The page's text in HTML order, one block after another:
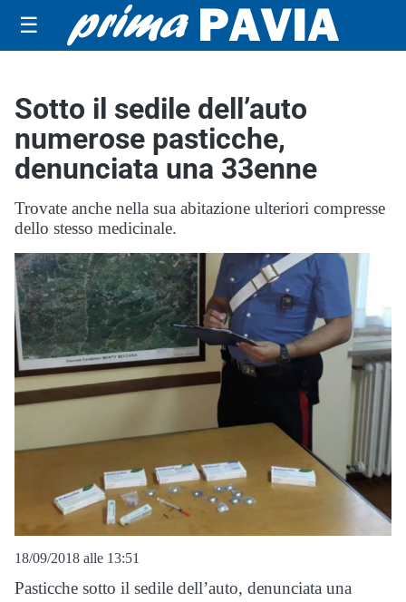
☰
Sotto il sedile dell’auto
numerose pasticche,
denunciata una 33enne
Trovate anche nella sua abitazione ulteriori compresse
dello stesso medicinale.
18/09/2018 alle 13:51
Pasticche sotto il sedile dell’auto, denunciata una